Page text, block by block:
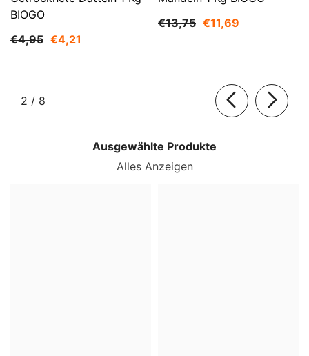
BIOGO
€4,95 €4,21
€13,75 €11,69
2 / von
8
Ausgewählte Produkte
Alles Anzeigen